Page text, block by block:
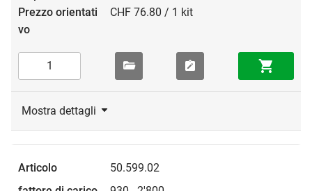
CHF 76.80 / 1 kit
Mostra dettagli
50.599.02